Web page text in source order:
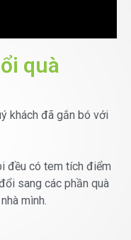
quà
khách đã gắn bó với
đều có tem tích điểm
sang các phần quà
mình.